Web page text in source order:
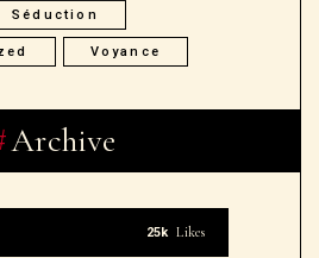
Séduction
Voyance
Archive
25k Likes